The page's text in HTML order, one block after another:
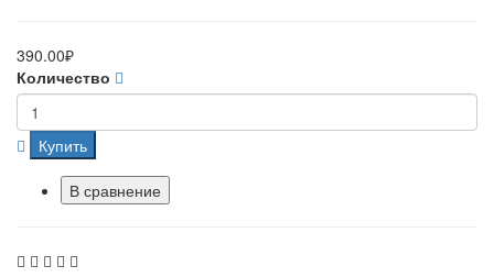
390.00₽
Количество
Купить
В сравнение